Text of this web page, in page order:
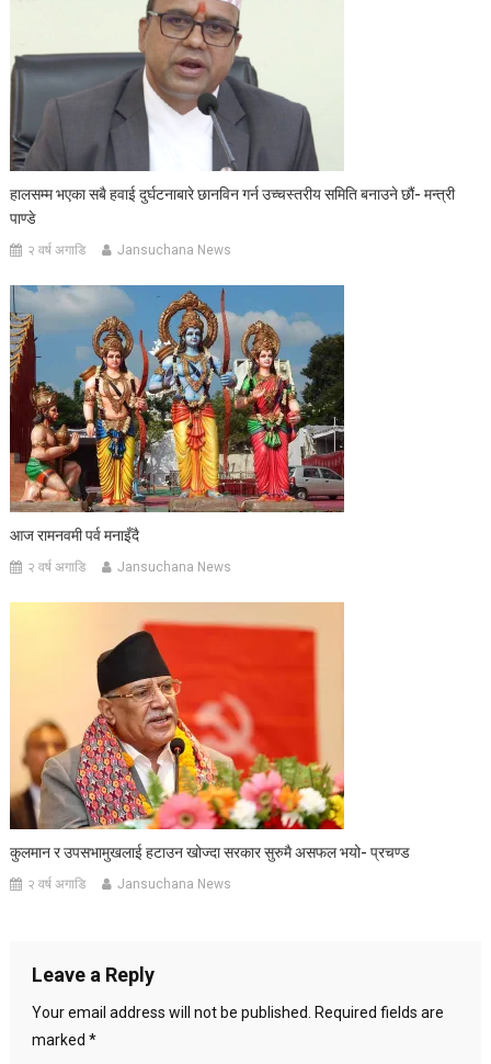
हालसम्म भएका सबै हवाई दुर्घटनाबारे छानविन गर्न उच्चस्तरीय समिति बनाउने छौं- मन्त्री
पाण्डे
२ वर्ष अगाडि Jansuchana News
आज रामनवमी पर्व मनाइँदै
२ वर्ष अगाडि Jansuchana News
कुलमान र उपसभामुखलाई हटाउन खोज्दा सरकार सुरुमै असफल भयो- प्रचण्ड
२ वर्ष अगाडि Jansuchana News
Leave a Reply
Your email address will not be published.
Required fields are
marked *